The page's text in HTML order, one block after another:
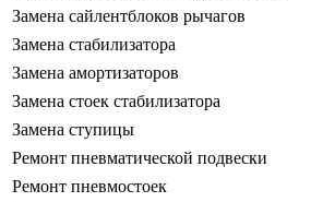
Замена сайлентблоков рычагов
Замена стабилизатора
Замена амортизаторов
Замена стоек стабилизатора
Замена ступицы
Ремонт пневматической подвески
Ремонт пневмостоек